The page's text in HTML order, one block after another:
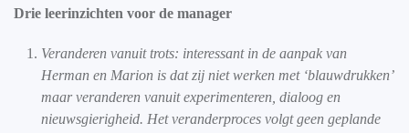
Drie leerinzichten voor de manager
Veranderen vanuit trots: interessant in de aanpak van
Herman en Marion is dat zij niet werken met ‘blauwdrukken’
maar veranderen vanuit experimenteren, dialoog en
nieuwsgierigheid. Het veranderproces volgt geen geplande